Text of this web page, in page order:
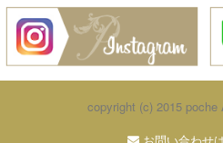
copyright (c) 2015